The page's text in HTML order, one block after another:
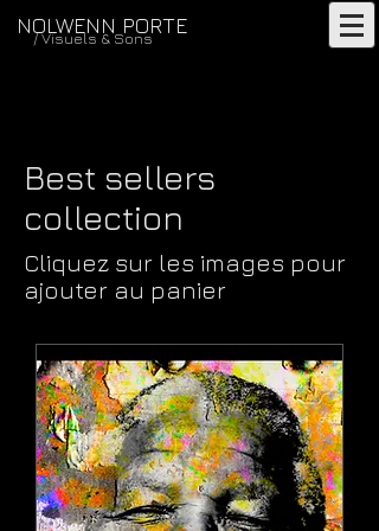
NOLWENN PORTE
/ Visuels & Sons
Best sellers
collection
Cliquez sur les images pour
ajouter au panier